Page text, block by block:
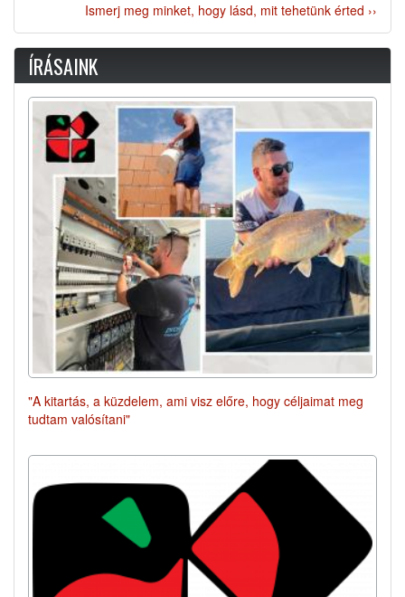
Ismerj meg minket, hogy lásd, mit tehetünk érted ››
ÍRÁSAINK
"A kitartás, a küzdelem, ami visz előre, hogy céljaimat meg
tudtam valósítani"